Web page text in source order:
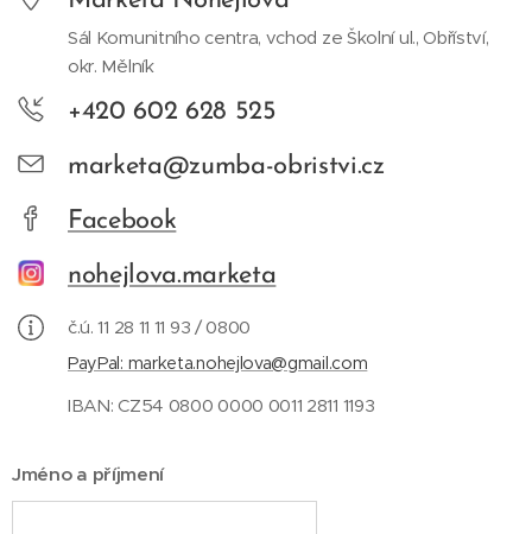
Sál Komunitního centra, vchod ze Školní ul., Obříství,
okr. Mělník
+420 602 628 525
marketa@zumba-obristvi.cz
Facebook
nohejlova.marketa
č.ú. 11 28 11 11 93 / 0800
PayPal: marketa.nohejlova@gmail.com
IBAN: CZ54 0800 0000 0011 2811 1193
Jméno a příjmení